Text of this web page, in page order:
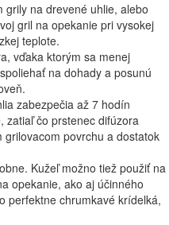
na drevené uhlie, alebo
gril na opekanie pri vysokej
teplote.
vďaka ktorým sa menej
na dohady a posunú
zabezpečia až 7 hodín
zatiaľ čo prstenec difúzora
povrchu a dostatok
Kužeľ možno tiež použiť na
opekanie, ako aj účinného
perfektne chrumkavé krídelká,